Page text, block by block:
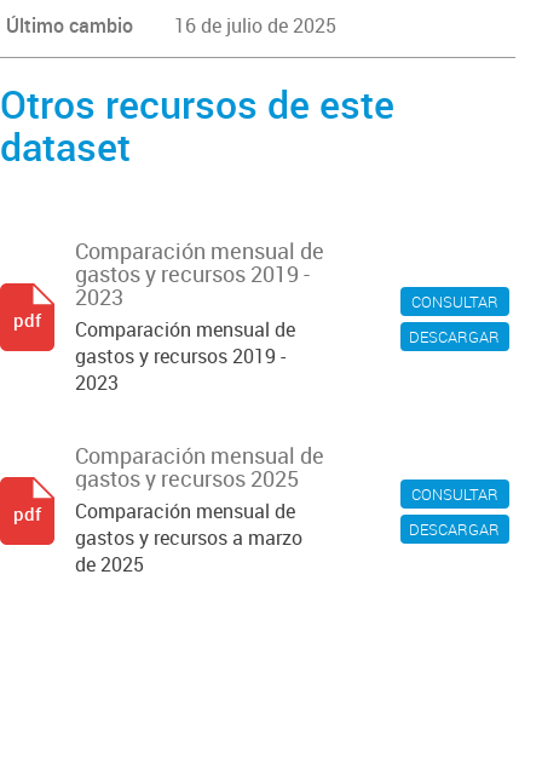
Último cambio 16 de julio de 2025
Otros recursos de este
dataset
CONSULTAR
DESCARGAR
Comparación mensual de
gastos y recursos 2019 -
2023
Comparación mensual de
gastos y recursos 2019 -
2023
pdf
CONSULTAR
DESCARGAR
Comparación mensual de
gastos y recursos 2025
Comparación mensual de
gastos y recursos a marzo
de 2025
pdf